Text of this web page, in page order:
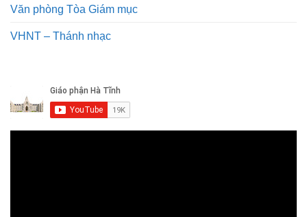
Văn phòng Tòa Giám mục
VHNT – Thánh nhạc